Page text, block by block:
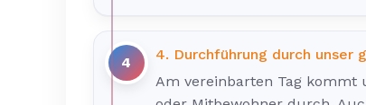
4
4. Durchführung durch unser
Am vereinbarten Tag